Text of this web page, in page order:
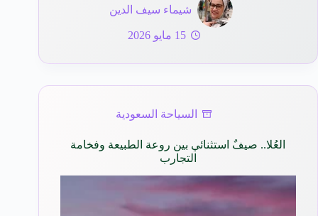
شيماء سيف الدين
15 مايو 2026
السياحة السعودية
العُلا.. صيفٌ استثنائي بين روعة الطبيعة وفخامة
التجارب